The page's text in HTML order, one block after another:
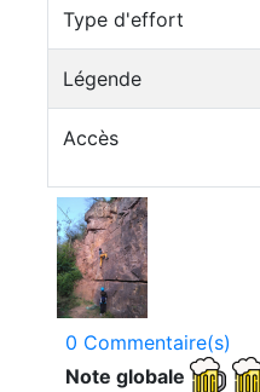
Type d'effort
Légende
Accès
0 Commentaire(s)
Note globale